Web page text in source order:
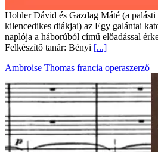
Hohler Dávid és Gazdag Máté (a
kilencedikes diákjai) az Egy galántai
naplója a háborúból című előadással
Felkészítő tanár: Bényi [...]
Ambroise Thomas francia operaszerző